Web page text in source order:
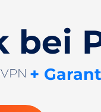
bei
+